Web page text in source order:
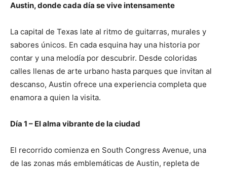
Austin, donde cada día se vive intensamente
La capital de Texas late al ritmo de guitarras, murales y
sabores únicos. En cada esquina hay una historia por
contar y una melodía por descubrir. Desde coloridas
calles llenas de arte urbano hasta parques que invitan al
descanso, Austin ofrece una experiencia completa que
enamora a quien la visita.
Día 1 – El alma vibrante de la ciudad
El recorrido comienza en South Congress Avenue, una
de las zonas más emblemáticas de Austin, repleta de